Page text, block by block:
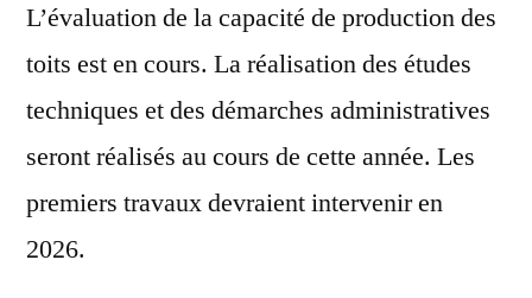
L’évaluation de la capacité de production des
toits est en cours. La réalisation des études
techniques et des démarches administratives
seront réalisés au cours de cette année. Les
premiers travaux devraient intervenir en
2026.